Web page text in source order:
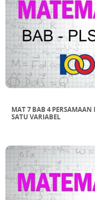
MAT 7 BAB 4
SATU VARIABEL